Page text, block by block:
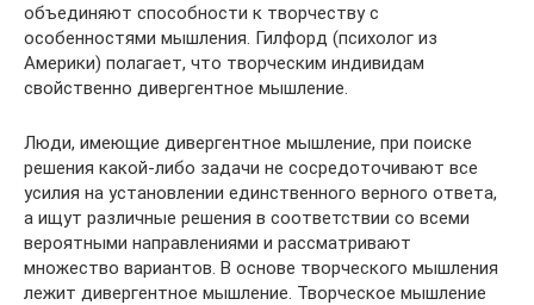
объединяют способности к творчеству с
особенностями мышления. Гилфорд (психолог из
Америки) полагает, что творческим индивидам
свойственно дивергентное мышление.
Люди, имеющие дивергентное мышление, при поиске
решения какой-либо задачи не сосредоточивают все
усилия на установлении единственного верного ответа,
а ищут различные решения в соответствии со всеми
вероятными направлениями и рассматривают
множество вариантов. В основе творческого мышления
лежит дивергентное мышление. Творческое мышление